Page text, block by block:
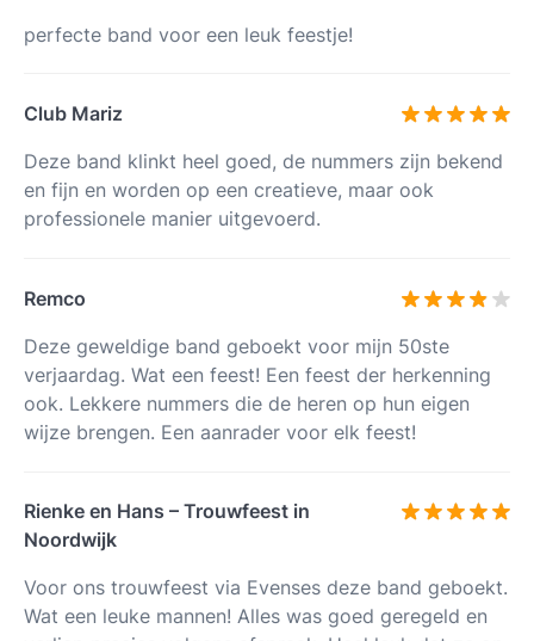
perfecte band voor een leuk feestje!
Club Mariz
Deze band klinkt heel goed, de nummers zijn bekend
en fijn en worden op een creatieve, maar ook
professionele manier uitgevoerd.
Remco
Deze geweldige band geboekt voor mijn 50ste
verjaardag. Wat een feest! Een feest der herkenning
ook. Lekkere nummers die de heren op hun eigen
wijze brengen. Een aanrader voor elk feest!
Rienke en Hans – Trouwfeest in
Noordwijk
Voor ons trouwfeest via Evenses deze band geboekt.
Wat een leuke mannen! Alles was goed geregeld en